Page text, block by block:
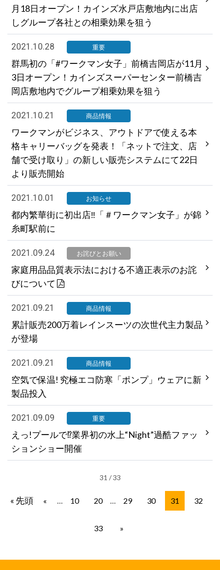
月18日オープン！カインズ水戸店敷地内に出店
しグループ各社との相乗効果を狙う
2021.10.28 重要
群馬初の「#ワークマン女子」前橋吉岡店が11月
3日オープン！カインズスーパーセンター前橋吉
岡店敷地内でグループ相乗効果を狙う
2021.10.21 商品情報
ワークマンがビジネス、アウトドアで使える本
格キャリーバッグを発表！「ネットで注文、店
舗で受け取り」の新しい販売システムにて22日
より販売開始
2021.10.01 お知らせ
都内繁華街に初出店‼「＃ワークマン女子」が錦
糸町駅前に
2021.09.24 お詫びとお願い
家庭用品品質表示法における不適正表示のお詫
びについて
2021.09.21 商品情報
累計販売200万着レインスーツの次世代主力製品
が登場
2021.09.21 商品情報
空気で保温! 究極エコ防寒「ポンプ」ウェアに新
製品投入
2021.09.09 重要
えっ!プールで⁉業界初の水上“Night”過酷ファッ
ションショー開催
31 / 33
« 先頭 « ... 10 20 ... 29 30 31 32
33 »